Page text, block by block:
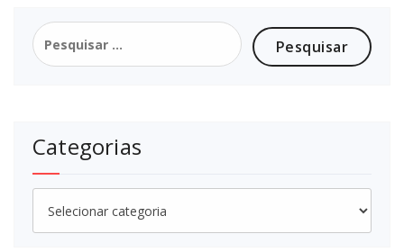
Pesquisar
por:
Categorias